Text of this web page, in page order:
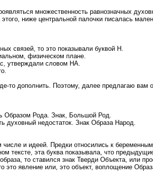
множественность равнозначных
ниже центральной палочки писалась
связей, то это показывали буквой Н.
физическом плане.
утверждали словом НА.
то дополнить. Поэтому, далее предлагаю вам
Образом Рода. Знак, Большой Род.
духовный недостаток. Знак Образа Народ.
и идеей. Предки относились к
тексте, эта буква показывала, что
то ставился знак Тверди Объекта, или
это явление или, это объект, воплощение